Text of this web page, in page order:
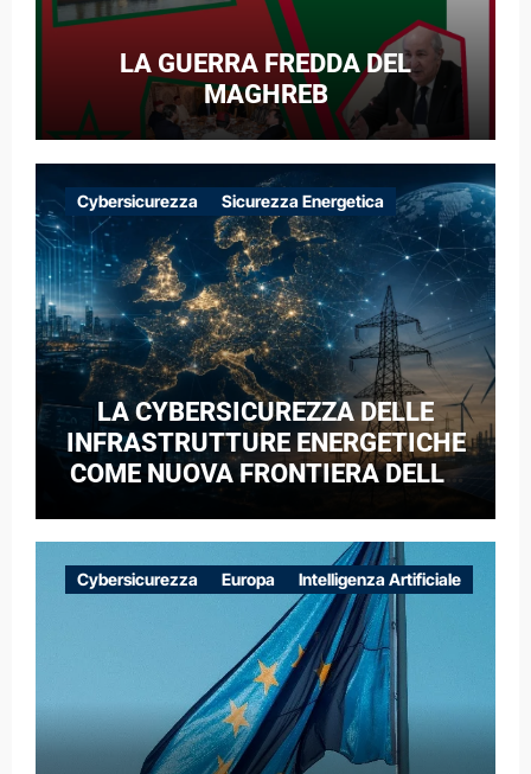
LA GUERRA FREDDA DEL
MAGHREB
Cybersicurezza Sicurezza Energetica
LA CYBERSICUREZZA DELLE
INFRASTRUTTURE ENERGETICHE
COME NUOVA FRONTIERA DELLA
CASO DELLE RETI ELETTRICHE
EUROPEE NEL CONTESTO DELLA
GUERRA IBRIDA
Cybersicurezza Europa Intelligenza Artificiale